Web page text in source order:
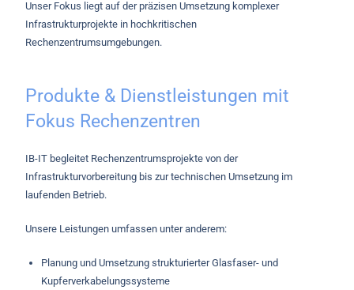
Unser Fokus liegt auf der präzisen Umsetzung komplexer
Infrastrukturprojekte in hochkritischen
Rechenzentrumsumgebungen.
Produkte & Dienstleistungen mit
Fokus Rechenzentren
IB-IT begleitet Rechenzentrumsprojekte von der
Infrastrukturvorbereitung bis zur technischen Umsetzung im
laufenden Betrieb.
Unsere Leistungen umfassen unter anderem:
Planung und Umsetzung strukturierter Glasfaser- und
Kupferverkabelungssysteme